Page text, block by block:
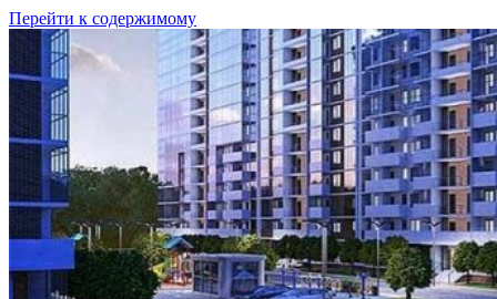
Перейти к содержимому